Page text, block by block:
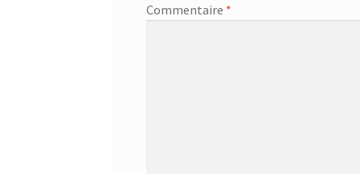
Commentaire *